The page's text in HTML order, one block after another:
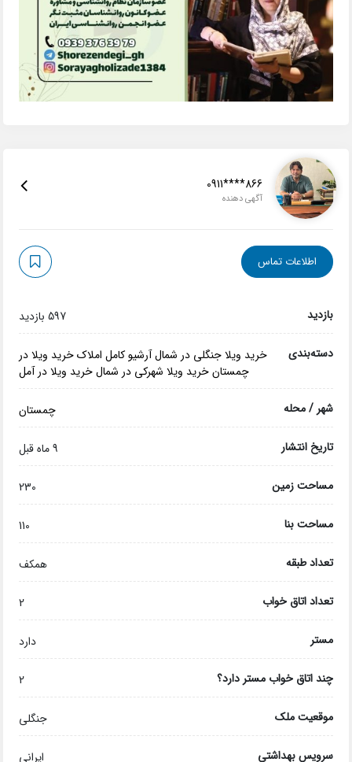
0911****866
آگهی دهنده
اطلاعات تماس
بازدید 597 بازدید
دسته‌بندی خرید ویلا جنگلی در شمالآرشیو کامل املاک خرید ویلا در
چمستان خرید ویلا شهرکی در شمال خرید ویلا در آمل
شهر / محله چمستان
تاریخ انتشار 9 ماه قبل
مساحت زمین 230
مساحت بنا 110
تعداد طبقه همکف
تعداد اتاق خواب 2
مستر دارد
چند اتاق خواب مستر دارد؟ 2
موقعیت ملک جنگلی
سرویس بهداشتی ایرانی